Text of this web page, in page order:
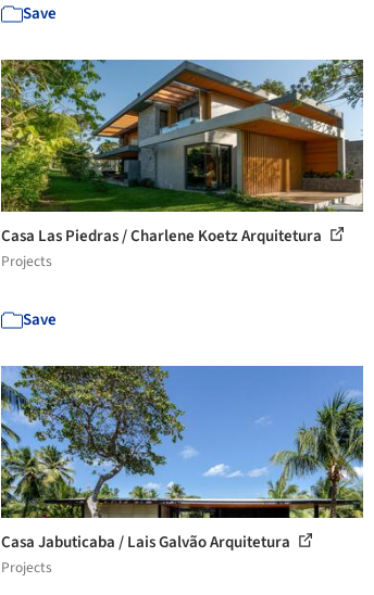
Save
Casa Las Piedras / Charlene Koetz Arquitetura
Projects
Save
Casa Jabuticaba / Lais Galvão Arquitetura
Projects